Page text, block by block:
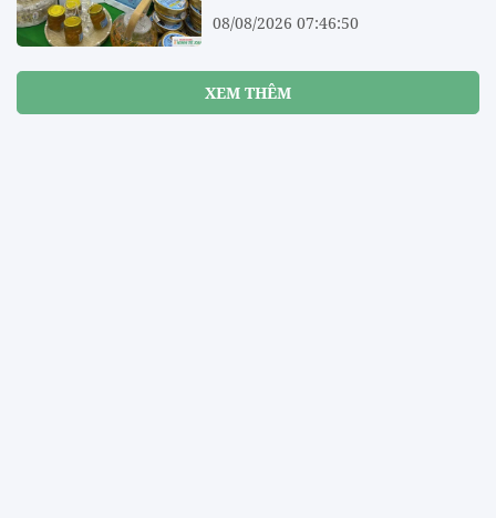
08/08/2026 07:46:50
XEM THÊM